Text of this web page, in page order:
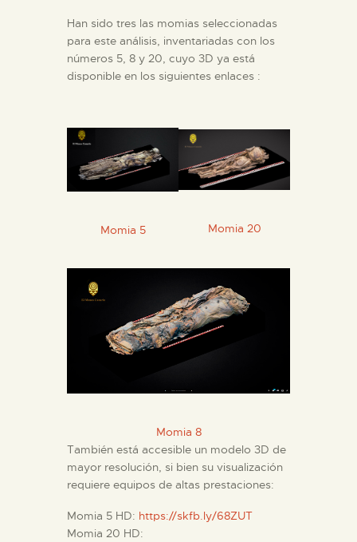
Han sido tres las momias seleccionadas
para este análisis, inventariadas con los
números 5, 8 y 20, cuyo 3D ya está
disponible en los siguientes enlaces :
Momia 5 Momia 20
Momia 8
También está accesible un modelo 3D de
mayor resolución, si bien su visualización
requiere equipos de altas prestaciones:
Momia 5 HD: https://skfb.ly/68ZUT
Momia 20 HD: